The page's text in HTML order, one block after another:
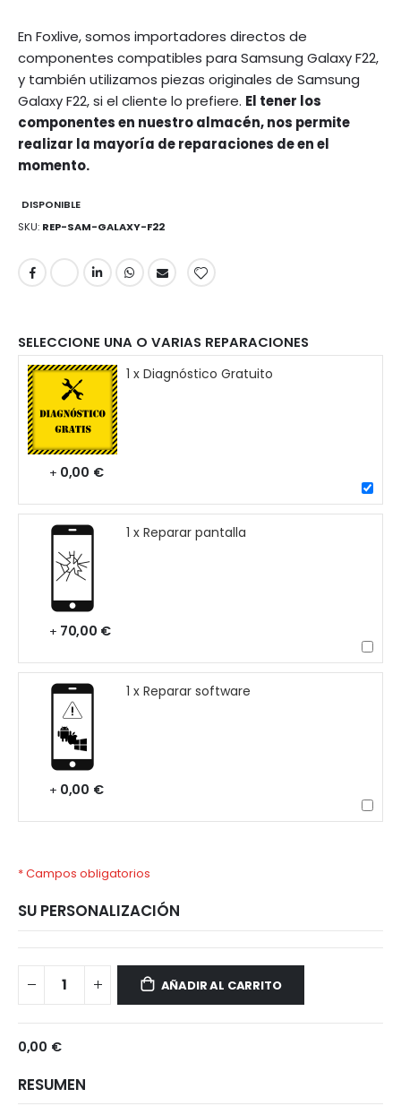
En Foxlive, somos importadores directos de
componentes compatibles para Samsung Galaxy F22,
y también utilizamos piezas originales de Samsung
Galaxy F22, si el cliente lo prefiere. El tener los
componentes en nuestro almacén, nos permite
realizar la mayoría de reparaciones de en el
momento.
DISPONIBLE
SKU REP-SAM-GALAXY-F22
SELECCIONE UNA O VARIAS REPARACIONES
1 x Diagnóstico Gratuito
+ 0,00 €
1 x Reparar pantalla
+ 70,00 €
1 x Reparar software
+ 0,00 €
* Campos obligatorios
SU PERSONALIZACIÓN
Galaxy
AÑADIR AL CARRITO
0,00 €
RESUMEN